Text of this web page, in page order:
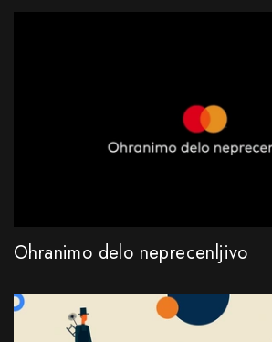
Ohranimo delo neprecenljivo